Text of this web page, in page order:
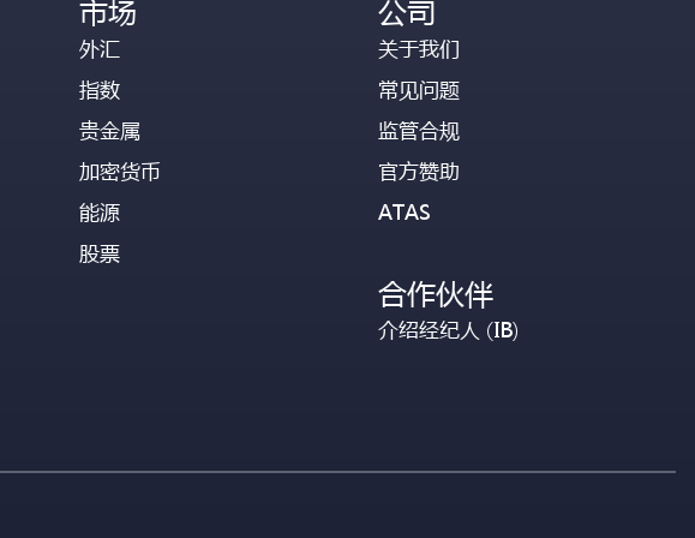
市场
外汇
指数
贵金属
加密货币
能源
股票
公司
关于我们
常见问题
监管合规
官方赞助
ATAS
合作伙伴
介绍经纪人 (IB)